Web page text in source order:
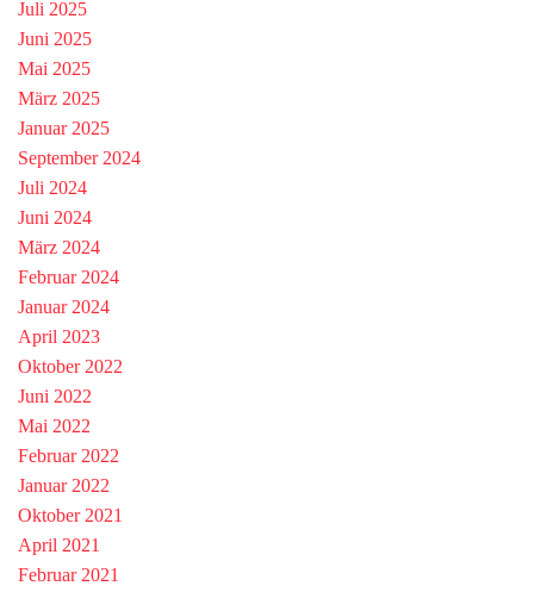
Juli 2025
Juni 2025
Mai 2025
März 2025
Januar 2025
September 2024
Juli 2024
Juni 2024
März 2024
Februar 2024
Januar 2024
April 2023
Oktober 2022
Juni 2022
Mai 2022
Februar 2022
Januar 2022
Oktober 2021
April 2021
Februar 2021